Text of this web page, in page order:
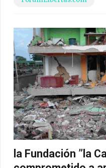
la Fundación ”la